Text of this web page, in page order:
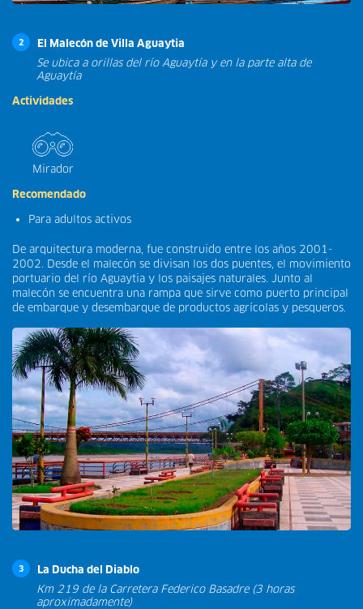
2
El Malecón de Villa Aguaytia
Se ubica a orillas del río Aguaytía y en la parte alta de
Aguaytía
Actividades
Mirador
Recomendado
Para adultos activos
De arquitectura moderna, fue construido entre los años 2001-
2002. Desde el malecón se divisan los dos puentes, el movimiento
portuario del río Aguaytia y los paisajes naturales. Junto al
malecón se encuentra una rampa que sirve como puerto principal
de embarque y desembarque de productos agrícolas y pesqueros.
3
La Ducha del Diablo
Km 219 de la Carretera Federico Basadre (3 horas
aproximadamente)